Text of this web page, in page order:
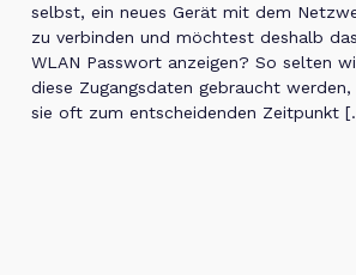
selbst, ein neues Gerät mit dem
zu verbinden und möchtest deshalb das
WLAN Passwort anzeigen? So selten
diese Zugangsdaten gebraucht werden,
sie oft zum entscheidenden Zeitpunkt